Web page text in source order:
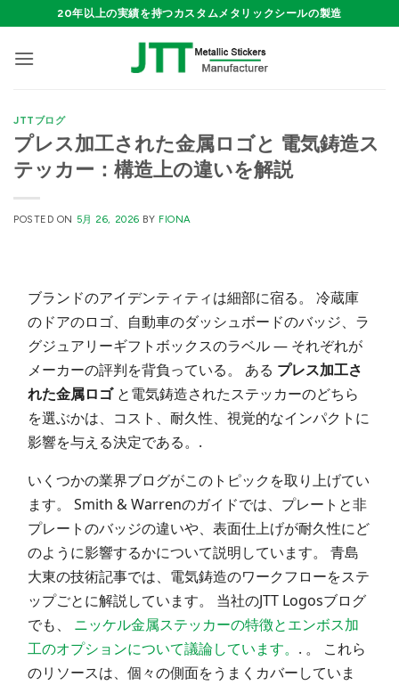
to
content
20年以上の実績を持つカスタムメタリックシールの製造
JTTブログ
プレス加工された金属ロゴと 電気鋳造ス
テッカー：構造上の違いを解説
POSTED ON 5月 26, 2026 BY FIONA
ブランドのアイデンティティは細部に宿る。 冷蔵庫
のドアのロゴ、自動車のダッシュボードのバッジ、ラ
グジュアリーギフトボックスのラベル — それぞれが
メーカーの評判を背負っている。 ある プレス加工さ
れた金属ロゴと電気鋳造されたステッカーのどちら
を選ぶかは、コスト、耐久性、視覚的なインパクトに
影響を与える決定である。.
いくつかの業界ブログがこのトピックを取り上げてい
ます。 Smith & Warrenのガイドでは、プレートと非
プレートのバッジの違いや、表面仕上げが耐久性にど
のように影響するかについて説明しています。 青島
大東の技術記事では、電気鋳造のワークフローをステ
ップごとに解説しています。 当社のJTT Logosブログ
でも、 ニッケル金属ステッカーの特徴とエンボス加
工のオプションについて議論しています。 . 。 これら
のリソースは、個々の側面をうまくカバーしていま